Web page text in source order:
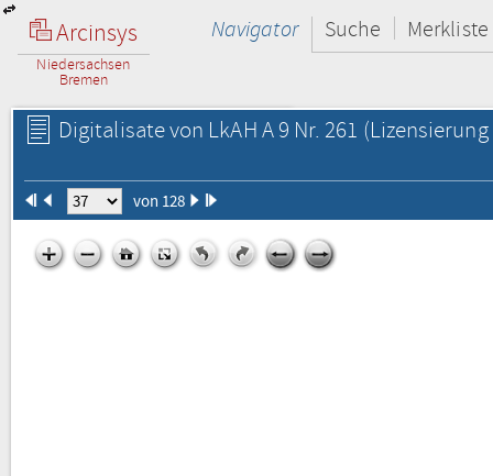
Arcinsys
Niedersachsen
Bremen
Navigator Suche Merkliste
Digitalisate von LkAH A 9 Nr. 261
von 128